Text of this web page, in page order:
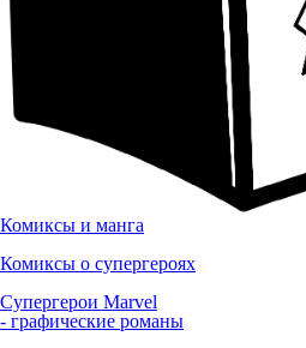
Комиксы и манга
Комиксы о супергероях
Супергерои Marvel
- графические романы